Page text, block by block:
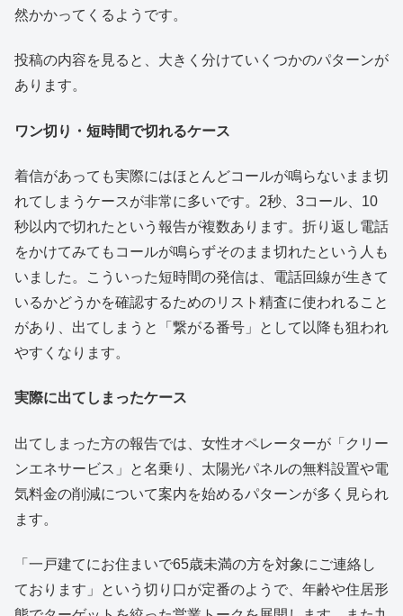
然かかってくるようです。
投稿の内容を見ると、大きく分けていくつかのパターンが
あります。
ワン切り・短時間で切れるケース
着信があっても実際にはほとんどコールが鳴らないまま切
れてしまうケースが非常に多いです。2秒、3コール、10
秒以内で切れたという報告が複数あります。折り返し電話
をかけてみてもコールが鳴らずそのまま切れたという人も
いました。こういった短時間の発信は、電話回線が生きて
いるかどうかを確認するためのリスト精査に使われること
があり、出てしまうと「繋がる番号」として以降も狙われ
やすくなります。
実際に出てしまったケース
出てしまった方の報告では、女性オペレーターが「クリー
ンエネサービス」と名乗り、太陽光パネルの無料設置や電
気料金の削減について案内を始めるパターンが多く見られ
ます。
「一戸建てにお住まいで65歳未満の方を対象にご連絡し
ております」という切り口が定番のようで、年齢や住居形